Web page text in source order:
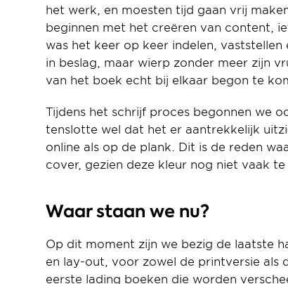
het werk, en moesten tijd gaan vrij
beginnen met het creëren van content,
was het keer op keer indelen,
in beslag, maar wierp zonder meer zijn
van het boek echt bij elkaar begon te
Tijdens het schrijf proces begonnen we
tenslotte wel dat het er aantrekkelijk
online als op de plank. Dit is de reden
cover, gezien deze kleur nog niet vaak
Waar staan we nu?
Op dit moment zijn we bezig de laatste
en lay-out, voor zowel de printversie als
eerste lading boeken die worden